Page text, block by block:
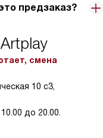
предзаказ?
смена
10 с3,
до 20.00.